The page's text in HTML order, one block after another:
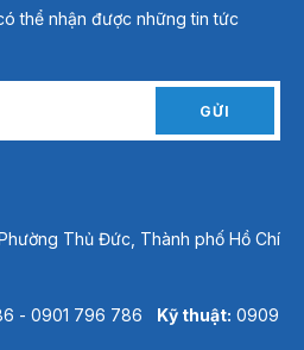
thể nhận được những tin tức
GỬI
Thủ Đức, Thành phố Hồ Chí
- 0901 796 786 Kỹ thuật: 0909